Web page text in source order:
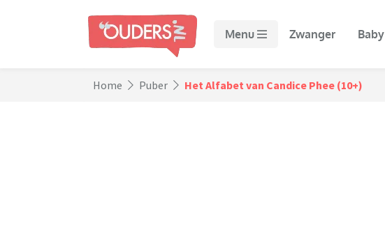
Menu Zwanger Baby
Home Puber Het Alfabet van Candice Phee (10+)